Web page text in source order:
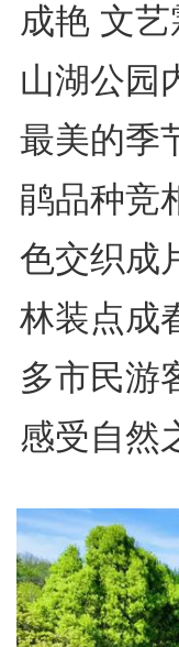
成艳 文
山湖公园
最美的
鹃品种竞
色交织成
林装点成
多市民游
感受自然